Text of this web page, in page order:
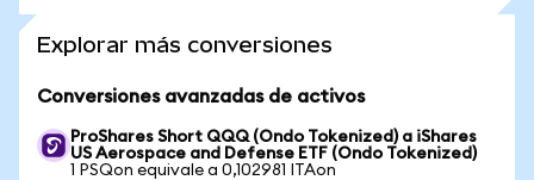
Explorar más conversiones
Conversiones avanzadas de activos
ProShares Short QQQ (Ondo Tokenized) a iShares
US Aerospace and Defense ETF (Ondo Tokenized)
1 PSQon equivale a 0,102981 ITAon